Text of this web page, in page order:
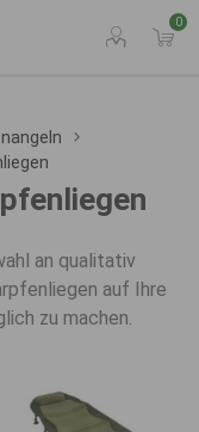
0
an qualitativ
auf Ihre
zu machen.